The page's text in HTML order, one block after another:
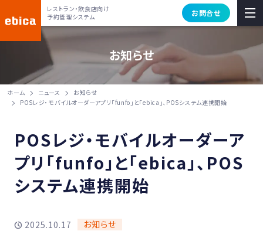
レストラン・飲食店向け
予約管理システム
お問合せ
お知らせ
ホーム ニュース
お知らせ
POSレジ・モバイルオーダーアプリ「funfo」と「ebica」、POSシステム連携開始
POSレジ・モバイルオーダーア
プリ「funfo」と「ebica」、POS
システム連携開始
2025.10.17 お知らせ